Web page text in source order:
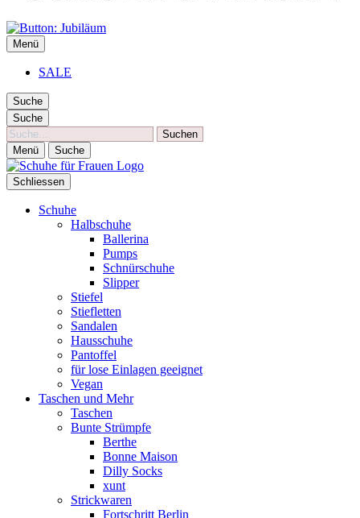
Die besten Schuhe für Frauen
Menü
SALE
Suche
Suche
Suche
Menü Suche
Schliessen
Schuhe
Halbschuhe
Ballerina
Pumps
Schnürschuhe
Slipper
Stiefel
Stiefletten
Sandalen
Hausschuhe
Pantoffel
für lose Einlagen geeignet
Vegan
Taschen und Mehr
Taschen
Bunte Strümpfe
Berthe
Bonne Maison
Dilly Socks
xunt
Strickwaren
Fortschritt Berlin